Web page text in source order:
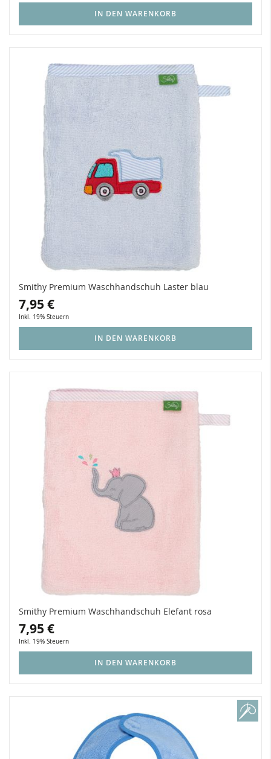
IN DEN WARENKORB
Smithy Premium Waschhandschuh Laster blau
7,95 €
Inkl. 19% Steuern
IN DEN WARENKORB
Smithy Premium Waschhandschuh Elefant rosa
7,95 €
Inkl. 19% Steuern
IN DEN WARENKORB